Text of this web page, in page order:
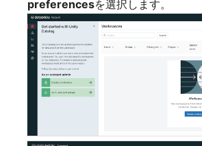
preferencesを選択します。